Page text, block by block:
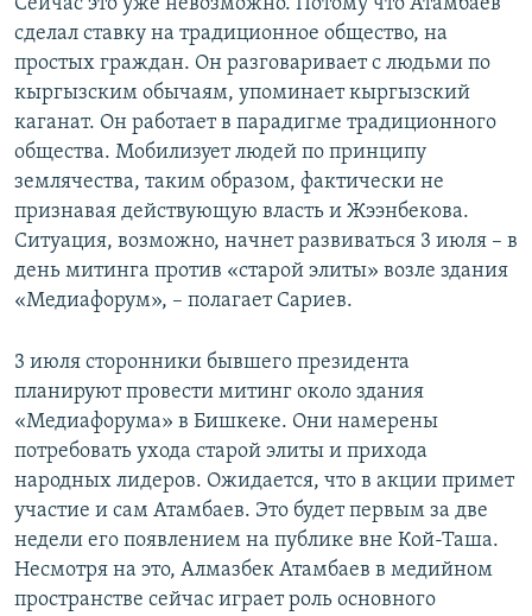
сделал ставку на традиционное общество, на
простых граждан. Он разговаривает с людьми по
кыргызским обычаям, упоминает кыргызский
каганат. Он работает в парадигме традиционного
общества. Мобилизует людей по принципу
землячества, таким образом, фактически не
признавая действующую власть и Жээнбекова.
Ситуация, возможно, начнет развиваться 3 июля – в
день митинга против «старой элиты» возле здания
«Медиафорум», – полагает Сариев.
3 июля сторонники бывшего президента
планируют провести митинг около здания
«Медиафорума» в Бишкеке. Они намерены
потребовать ухода старой элиты и прихода
народных лидеров. Ожидается, что в акции примет
участие и сам Атамбаев. Это будет первым за две
недели его появлением на публике вне Кой-Таша.
Несмотря на это, Алмазбек Атамбаев в медийном
пространстве сейчас играет роль основного